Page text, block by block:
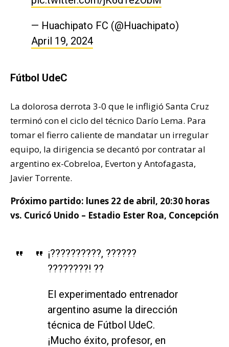
— Huachipato FC (@Huachipato)
April 19, 2024
Fútbol UdeC
La dolorosa derrota 3-0 que le infligió Santa Cruz
terminó con el ciclo del técnico Darío Lema. Para
tomar el fierro caliente de mandatar un irregular
equipo, la dirigencia se decantó por contratar al
argentino ex-Cobreloa, Everton y Antofagasta,
Javier Torrente.
Próximo partido: lunes 22 de abril, 20:30 horas
vs. Curicó Unido – Estadio Ester Roa, Concepción
¡??????????, ??????
????????! ??
El experimentado entrenador
argentino asume la dirección
técnica de Fútbol UdeC.
¡Mucho éxito, profesor, en